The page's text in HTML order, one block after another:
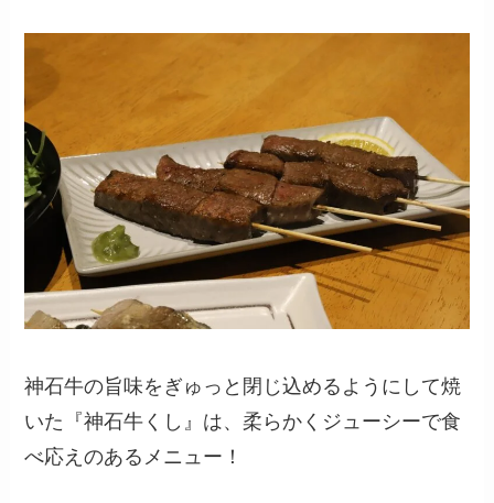
神石牛の旨味をぎゅっと閉じ込めるようにして焼
いた『神石牛くし』は、柔らかくジューシーで食
べ応えのあるメニュー！